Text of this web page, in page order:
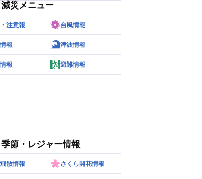
減災メニュー
注意報 台風情報
報 津波情報
報 避難情報
節・レジャー情報
散情報 さくら開花情報